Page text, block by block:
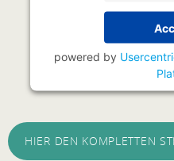
powered by
HIER DEN KOMPLETTEN